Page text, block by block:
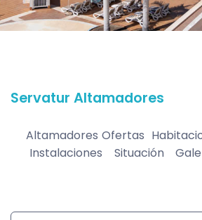
Servatur Altamadores
Altamadores Ofertas
Instalaciones
Situación